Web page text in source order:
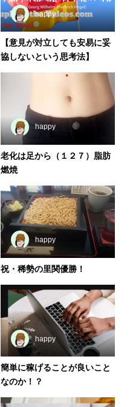
happy
【意見が対立しても安易に妥
協しないという思考法】
happy
老化は足から（１２７）脂肪
燃焼
happy
祝・稀勢の里関優勝！
happy
簡単に稼げることが良いこと
なのか！？